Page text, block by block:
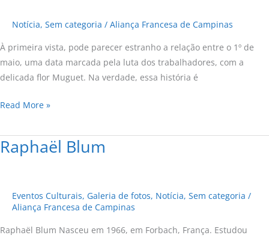
Notícia, Sem categoria / Aliança Francesa de Campinas
À primeira vista, pode parecer estranho a relação entre o 1º de
maio, uma data marcada pela luta dos trabalhadores, com a
delicada flor Muguet. Na verdade, essa história é
a
tradição
com
Read More »
Raphaël Blum
Eventos Culturais, Galeria de fotos, Notícia, Sem categoria /
Aliança Francesa de Campinas
Raphaël Blum Nasceu em 1966, em Forbach, França. Estudou
Raphaël